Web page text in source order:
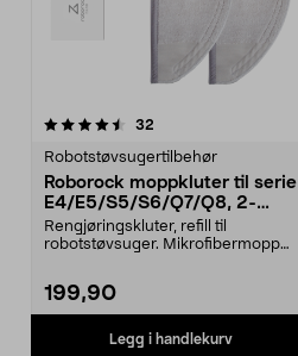
32
Robotstøvsugertilbehør
Roborock moppkluter til serie
E4/E5/S5/S6/Q7/Q8, 2-
pakning
Rengjøringskluter, refill til
robotstøvsuger. Mikrofibermopper
199,90
Legg i handlekurv
4.5av 5 stjerner